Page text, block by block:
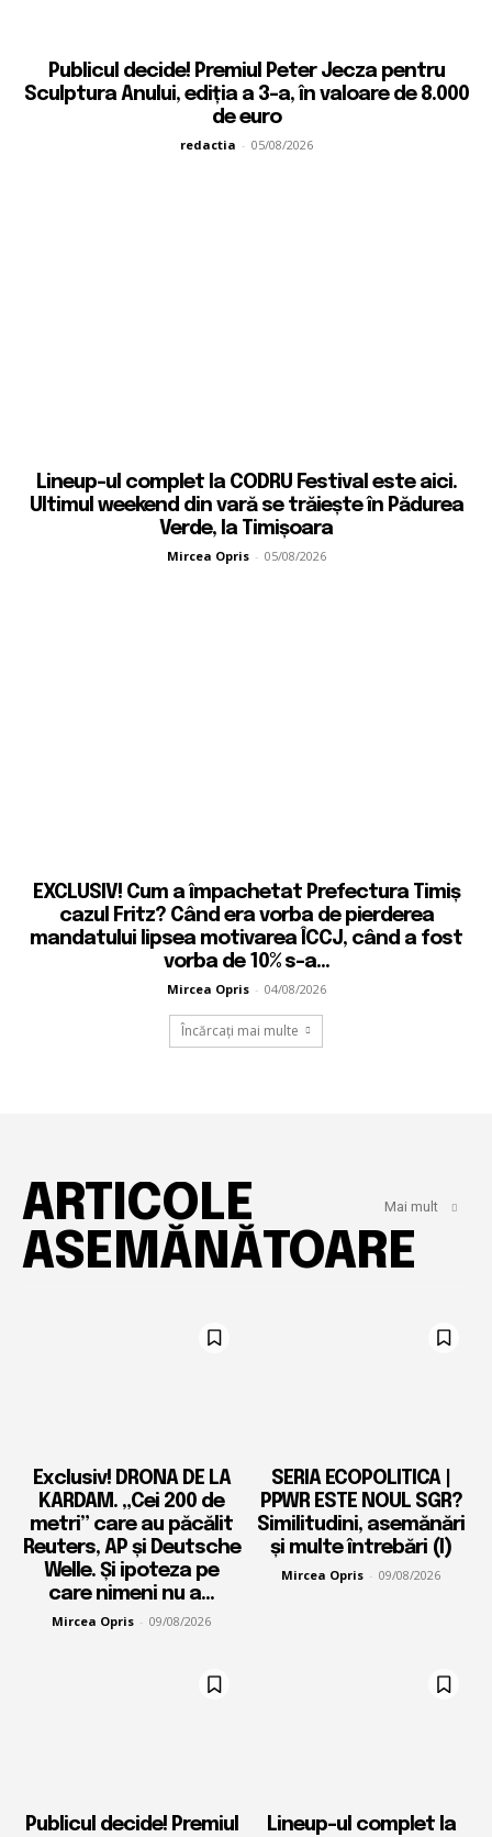
Publicul decide! Premiul Peter Jecza pentru
Sculptura Anului, ediția a 3-a, în valoare de 8.000
de euro
redactia - 05/08/2026
Lineup-ul complet la CODRU Festival este aici.
Ultimul weekend din vară se trăiește în Pădurea
Verde, la Timișoara
Mircea Opris - 05/08/2026
EXCLUSIV! Cum a împachetat Prefectura Timiș
cazul Fritz? Când era vorba de pierderea
mandatului lipsea motivarea ÎCCJ, când a fost
vorba de 10% s-a...
Mircea Opris - 04/08/2026
Încărcați mai multe
ARTICOLE
ASEMĂNĂTOARE
Mai mult
Exclusiv! DRONA DE LA
KARDAM. „Cei 200 de
metri” care au păcălit
Reuters, AP și Deutsche
Welle. Și ipoteza pe
care nimeni nu a...
Mircea Opris - 09/08/2026
SERIA ECOPOLITICA |
PPWR ESTE NOUL SGR?
Similitudini, asemănări
și multe întrebări (I)
Mircea Opris - 09/08/2026
Publicul decide! Premiul
Lineup-ul complet la